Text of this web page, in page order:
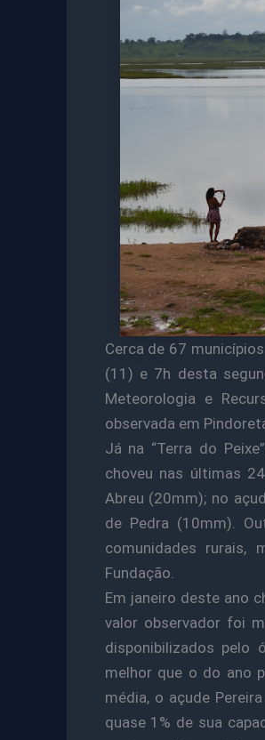
Cerca de 67
(11) e 7h desta
Meteorologia e
observada em
Já na “Terra do
choveu nas últimas
Abreu (20mm); no
de Pedra (10mm).
comunidades
Fundação.
Em janeiro deste ano
valor observador foi
disponibilizados pelo
melhor que o do ano
média, o açude
quase 1% de sua